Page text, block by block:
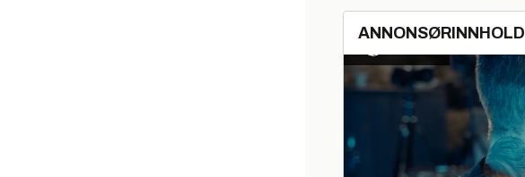
ANNONSØRINNHOLD